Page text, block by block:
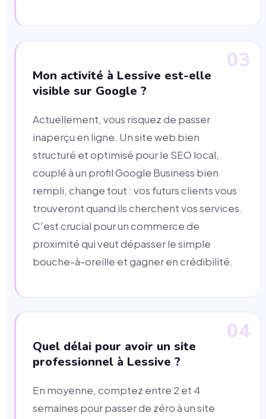
03
Mon activité à Lessive est-elle
visible sur Google ?
Actuellement, vous risquez de passer
inaperçu en ligne. Un site web bien
structuré et optimisé pour le SEO local,
couplé à un profil Google Business bien
rempli, change tout : vos futurs clients vous
trouveront quand ils cherchent vos services.
C'est crucial pour un commerce de
proximité qui veut dépasser le simple
bouche-à-oreille et gagner en crédibilité.
04
Quel délai pour avoir un site
professionnel à Lessive ?
En moyenne, comptez entre 2 et 4
semaines pour passer de zéro à un site